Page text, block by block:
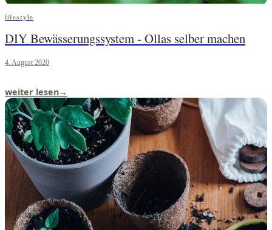
lifestyle
DIY Bewässerungssystem - Ollas selber machen
4. August 2020
weiter lesen→